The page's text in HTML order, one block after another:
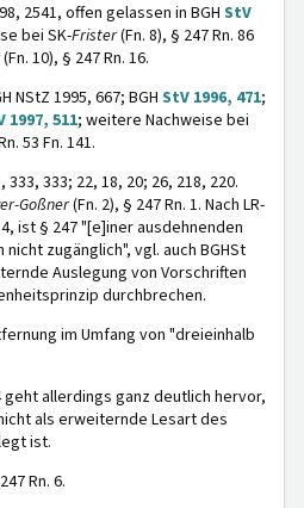
2541, offen gelassen in BGH StV
bei SK-Frister(Fn. 8), § 247 Rn. 86
(Fn. 10), § 247 Rn. 16.
NStZ 1995, 667; BGH StV 1996, 471;
1997, 511; weitere Nachweise bei
53 Fn. 141.
333, 333; 22, 18, 20; 26, 218, 220.
Goßner(Fn. 2), § 247 Rn. 1. Nach LR-
ist § 247 "[e]iner ausdehnenden
zugänglich", vgl. auch BGHSt
Auslegung von Vorschriften
durchbrechen.
im Umfang von "dreieinhalb
geht allerdings ganz deutlich hervor,
als erweiternde Lesart des
ist.
Rn. 6.